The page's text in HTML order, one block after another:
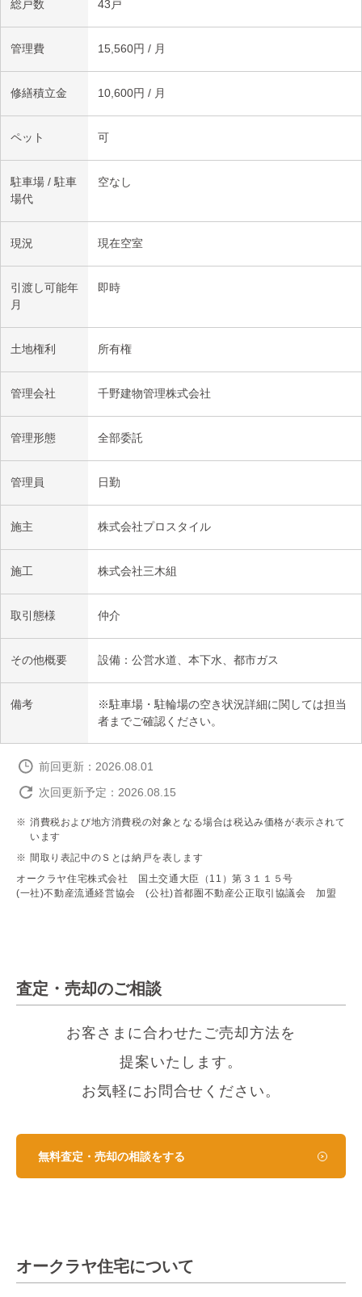
■リビングダイニングにはTES温水床暖房を設置し、足元からや
総戸数 43戸
管理費 15,560円 / 月
修繕積立金 10,600円 / 月
ペット 可
駐車場 / 駐車
場代
空なし
現況 現在空室
引渡し可能年
月
即時
土地権利 所有権
管理会社 千野建物管理株式会社
管理形態 全部委託
管理員 日勤
施主 株式会社プロスタイル
施工 株式会社三木組
取引態様 仲介
その他概要 設備：公営水道、本下水、都市ガス
備考
※駐車場・駐輪場の空き状況詳細に関しては担当
者までご確認ください。
前回更新：2026.08.01
次回更新予定：2026.08.15
消費税および地方消費税の対象となる場合は税込み価格が表示されて
います
間取り表記中のＳとは納戸を表します
オークラヤ住宅株式会社 国土交通大臣（11）第３１１５号
(一社)不動産流通経営協会 (公社)首都圏不動産公正取引協議会 加盟
査定・売却のご相談
お客さまに合わせたご売却方法を
提案いたします。
お気軽にお問合せください。
無料査定・売却の相談をする
オークラヤ住宅について